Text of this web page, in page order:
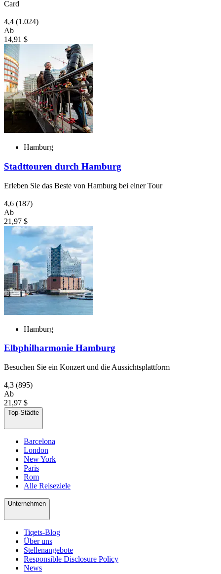
Card
4,4 (1.024)
Ab
14,91 $
Hamburg
Stadttouren durch Hamburg
Erleben Sie das Beste von Hamburg bei einer Tour
4,6 (187)
Ab
21,97 $
Hamburg
Elbphilharmonie Hamburg
Besuchen Sie ein Konzert und die Aussichtsplattform
4,3 (895)
Ab
21,97 $
Top-Städte
Barcelona
London
New York
Paris
Rom
Alle Reiseziele
Unternehmen
Tiqets-Blog
Über uns
Stellenangebote
Responsible Disclosure Policy
News